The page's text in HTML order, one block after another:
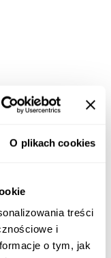
O plikach cookies
treści
i
o tym, jak
drogą mailową oraz
i Cookies.